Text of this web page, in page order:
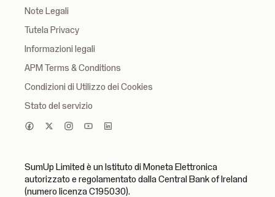
Note Legali
Tutela Privacy
Informazioni legali
APM Terms & Conditions
Condizioni di Utilizzo dei Cookies
Stato del servizio
SumUp Limited è un Istituto di Moneta Elettronica
autorizzato e regolamentato dalla Central Bank of Ireland
(numero licenza C195030).